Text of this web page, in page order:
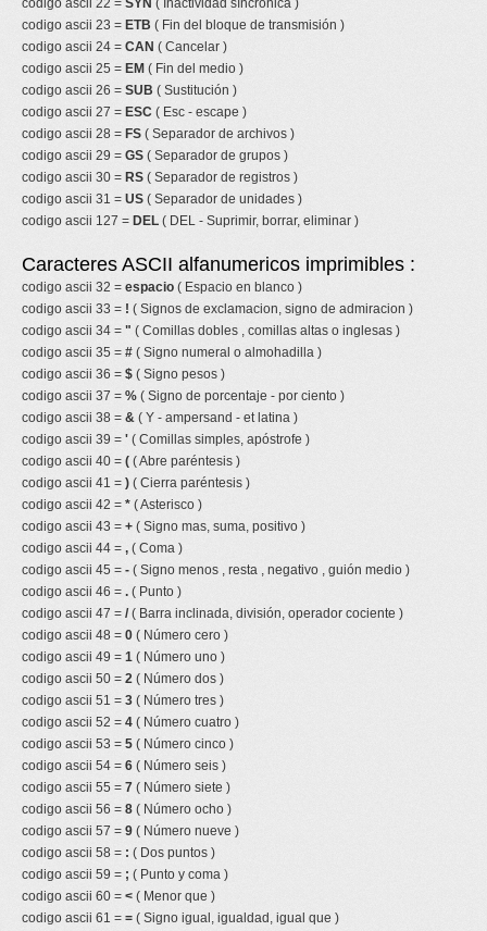
codigo ascii 22 = SYN ( Inactividad síncronica )
codigo ascii 23 = ETB ( Fin del bloque de transmisión )
codigo ascii 24 = CAN ( Cancelar )
codigo ascii 25 = EM ( Fin del medio )
codigo ascii 26 = SUB ( Sustitución )
codigo ascii 27 = ESC ( Esc - escape )
codigo ascii 28 = FS ( Separador de archivos )
codigo ascii 29 = GS ( Separador de grupos )
codigo ascii 30 = RS ( Separador de registros )
codigo ascii 31 = US ( Separador de unidades )
codigo ascii 127 = DEL ( DEL - Suprimir, borrar, eliminar )
Caracteres ASCII alfanumericos imprimibles :
codigo ascii 32 = espacio ( Espacio en blanco )
codigo ascii 33 = ! ( Signos de exclamacion, signo de admiracion )
codigo ascii 34 = " ( Comillas dobles , comillas altas o inglesas )
codigo ascii 35 = # ( Signo numeral o almohadilla )
codigo ascii 36 = $ ( Signo pesos )
codigo ascii 37 = % ( Signo de porcentaje - por ciento )
codigo ascii 38 = & ( Y - ampersand - et latina )
codigo ascii 39 = ' ( Comillas simples, apóstrofe )
codigo ascii 40 = ( ( Abre paréntesis )
codigo ascii 41 = ) ( Cierra paréntesis )
codigo ascii 42 = * ( Asterisco )
codigo ascii 43 = + ( Signo mas, suma, positivo )
codigo ascii 44 = , ( Coma )
codigo ascii 45 = - ( Signo menos , resta , negativo , guión medio )
codigo ascii 46 = . ( Punto )
codigo ascii 47 = /( Barra inclinada, división, operador cociente )
codigo ascii 48 = 0 ( Número cero )
codigo ascii 49 = 1 ( Número uno )
codigo ascii 50 = 2 ( Número dos )
codigo ascii 51 = 3 ( Número tres )
codigo ascii 52 = 4 ( Número cuatro )
codigo ascii 53 = 5 ( Número cinco )
codigo ascii 54 = 6 ( Número seis )
codigo ascii 55 = 7 ( Número siete )
codigo ascii 56 = 8 ( Número ocho )
codigo ascii 57 = 9 ( Número nueve )
codigo ascii 58 = : ( Dos puntos )
codigo ascii 59 = ; ( Punto y coma )
codigo ascii 60 = < ( Menor que )
codigo ascii 61 = = ( Signo igual, igualdad, igual que )